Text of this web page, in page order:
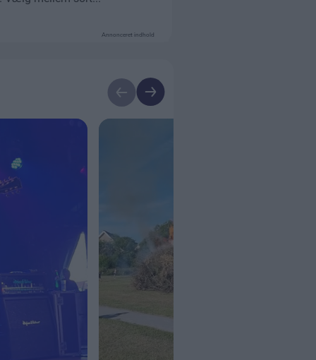
Annonceret indhold